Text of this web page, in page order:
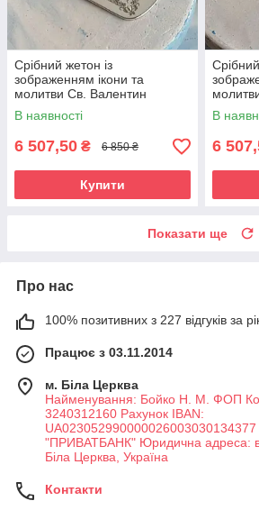
Срібний жетон із
зображенням ікони та
молитви Св. Валентин
В наявності
6 507,50 ₴ 6 850 ₴
Купити
В
6
Показати ще
Про нас
100% позитивних з 227 відгуків за
Працює з 03.11.2014
м. Біла Церква
Найменування: Бойко Н. М. ФОП
3240312160 Рахунок IBAN:
"ПРИВАТБАНК" Юридична адреса:
Біла Церква, Україна
Контакти